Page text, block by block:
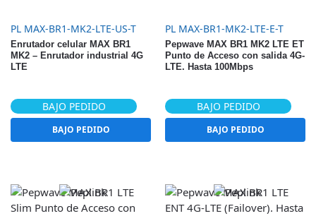
PL MAX-BR1-MK2-LTE-US-T
Enrutador celular MAX BR1
MK2 – Enrutador industrial 4G
LTE
BAJO PEDIDO
BAJO PEDIDO
PL MAX-BR1-MK2-LTE-E-T
Pepwave MAX BR1 MK2 LTE ET
Punto de Acceso con salida 4G-
LTE. Hasta 100Mbps
BAJO PEDIDO
BAJO PEDIDO